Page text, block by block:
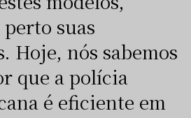
suas
Hoje, nós sabemos
que a polícia
é eficiente em